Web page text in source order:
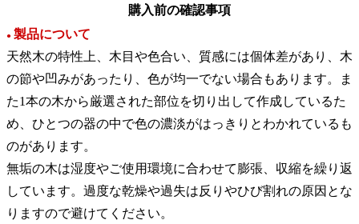
購入前の確認事項
● 製品について
天然木の特性上、木目や色合い、質感には個体差があり、木
の節や凹みがあったり、色が均一でない場合もあります。ま
た1本の木から厳選された部位を切り出して作成しているた
め、ひとつの器の中で色の濃淡がはっきりとわかれているも
のがあります。
無垢の木は湿度やご使用環境に合わせて膨張、収縮を繰り返
しています。過度な乾燥や過失は反りやひび割れの原因とな
りますので避けてください。